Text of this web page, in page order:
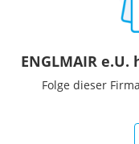
ENGLMAIR
Folge dieser